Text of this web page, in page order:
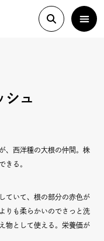
シュ
、西洋種の大根の仲間。株
きる。
ていて、根の部分の赤色が
りも柔らかいのでさっと洗
物として使える。栄養価が